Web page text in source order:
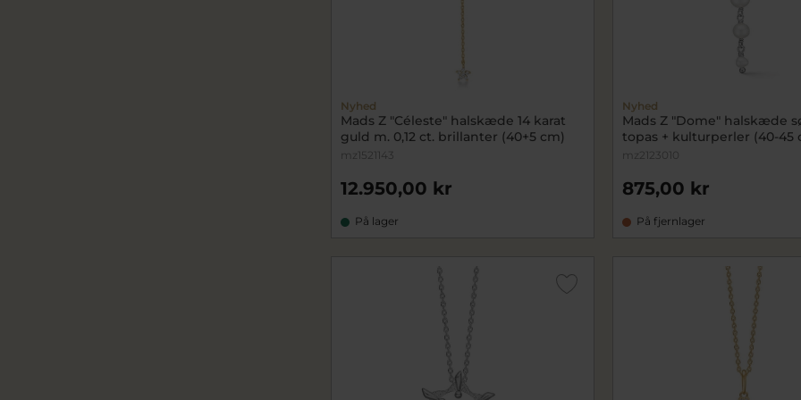
Nyhed
Mads Z "Céleste" halskæde 14 karat
guld m. 0,12 ct. brillanter (40+5 cm)
mz1521143
12.950,00 kr
På lager
Nyhed
Mads Z "Dome" halskæde
topas + kulturperler (40-45
mz2123010
875,00 kr
På fjernlager